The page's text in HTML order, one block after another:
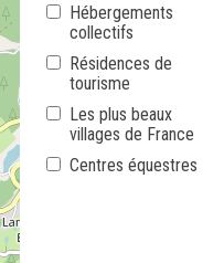
Hébergements
collectifs
Résidences de
tourisme
Les plus beaux
villages de France
Centres équestres